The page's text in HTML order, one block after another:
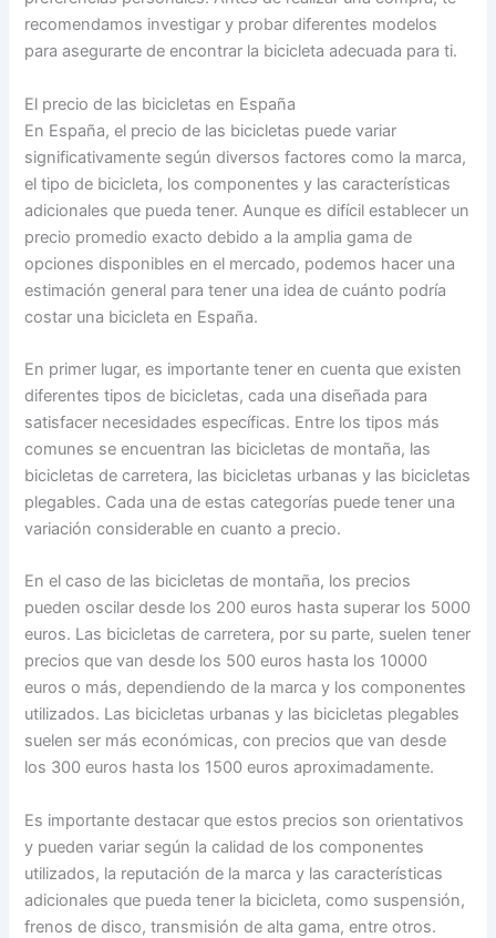
recomendamos investigar y probar diferentes modelos
para asegurarte de encontrar la bicicleta adecuada para ti.
El precio de las bicicletas en España
En España, el precio de las bicicletas puede variar
significativamente según diversos factores como la marca,
el tipo de bicicleta, los componentes y las características
adicionales que pueda tener. Aunque es difícil establecer un
precio promedio exacto debido a la amplia gama de
opciones disponibles en el mercado, podemos hacer una
estimación general para tener una idea de cuánto podría
costar una bicicleta en España.
En primer lugar, es importante tener en cuenta que existen
diferentes tipos de bicicletas, cada una diseñada para
satisfacer necesidades específicas. Entre los tipos más
comunes se encuentran las bicicletas de montaña, las
bicicletas de carretera, las bicicletas urbanas y las bicicletas
plegables. Cada una de estas categorías puede tener una
variación considerable en cuanto a precio.
En el caso de las bicicletas de montaña, los precios
pueden oscilar desde los 200 euros hasta superar los 5000
euros. Las bicicletas de carretera, por su parte, suelen tener
precios que van desde los 500 euros hasta los 10000
euros o más, dependiendo de la marca y los componentes
utilizados. Las bicicletas urbanas y las bicicletas plegables
suelen ser más económicas, con precios que van desde
los 300 euros hasta los 1500 euros aproximadamente.
Es importante destacar que estos precios son orientativos
y pueden variar según la calidad de los componentes
utilizados, la reputación de la marca y las características
adicionales que pueda tener la bicicleta, como suspensión,
frenos de disco, transmisión de alta gama, entre otros.